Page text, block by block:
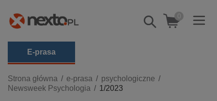
Pokaż/schowaj
wyszukiwarkę
0
E-prasa
Kategorie
Zobacz wszystkie E-prasa
Strona główna e-prasa
psychologiczne
Newsweek Psychologia
1/2023